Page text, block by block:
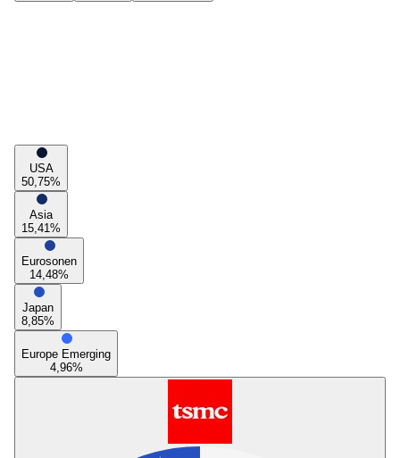
USA
50,75%
Asia
15,41%
Eurosonen
14,48%
Japan
8,85%
Europe Emerging
4,96%